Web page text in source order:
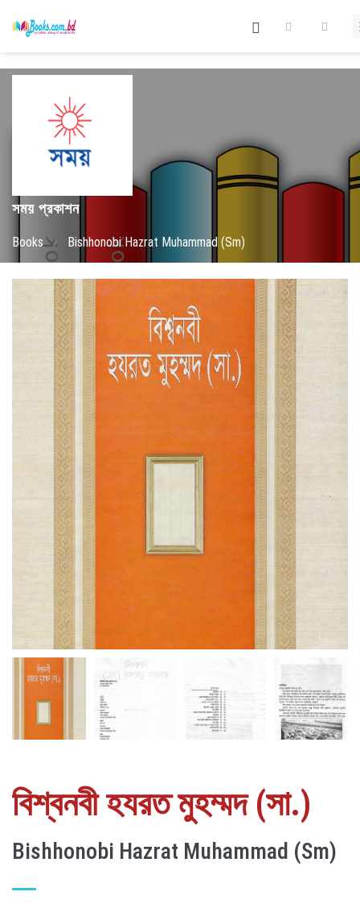
সময় প্রকাশন
Books / Bishhonobi Hazrat Muhammad (Sm)
বিশ্বনবী হযরত মুহম্মদ (সা.)
Bishhonobi Hazrat Muhammad (Sm)